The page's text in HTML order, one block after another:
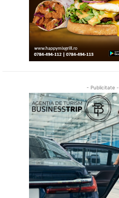
- Publicitate -